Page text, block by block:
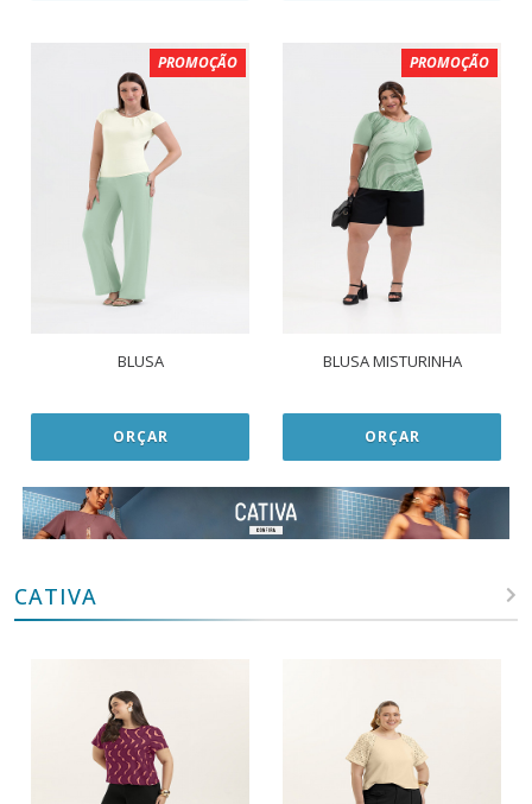
PROMOÇÃO
BLUSA
ORÇAR
PROMOÇÃO
BLUSA MISTURINHA
ORÇAR
CATIVA